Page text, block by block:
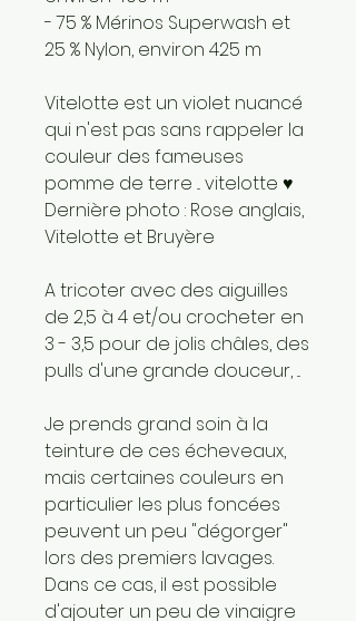
- 75 % Mérinos Superwash et
25 % Nylon, environ 425 m
Vitelotte est un violet nuancé
qui n'est pas sans rappeler la
couleur des fameuses
pomme de terre ... vitelotte ♥
Dernière photo : Rose anglais,
Vitelotte et Bruyère
A tricoter avec des aiguilles
de 2,5 à 4 et/ou crocheter en
3 - 3,5 pour de jolis châles, des
pulls d'une grande douceur, ...
Je prends grand soin à la
teinture de ces écheveaux,
mais certaines couleurs en
particulier les plus foncées
peuvent un peu "dégorger"
lors des premiers lavages.
Dans ce cas, il est possible
d'ajouter un peu de vinaigre